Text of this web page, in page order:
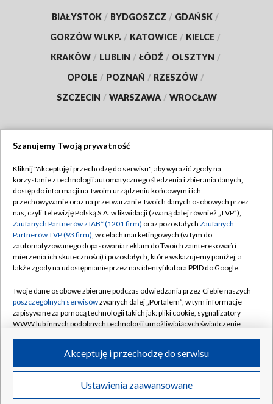
BIAŁYSTOK / BYDGOSZCZ / GDAŃSK /
GORZÓW WLKP. / KATOWICE / KIELCE /
KRAKÓW / LUBLIN / ŁÓDŹ / OLSZTYN /
OPOLE / POZNAŃ / RZESZÓW /
SZCZECIN / WARSZAWA / WROCŁAW
TVP
Abonament TVP
Emisja w TVP
Centrum informacji TVP
Naziemna Telewizja Cyfrowa
Rada Programowa
System NOS
Informacje o nadawcy
Program dla prasy
Ogłoszenie przetargowe
Regulamin TVP
Polityka prywatności
Moje zgody
Pomoc
Kontakt
Kanały
©2026 Telewizja Polska S.A. w likwidacji
Szanujemy Twoją prywatność
Kliknij "Akceptuję i przechodzę do serwisu", aby wyrazić zgody na
korzystanie z technologii automatycznego śledzenia i zbierania danych,
dostęp do informacji na Twoim urządzeniu końcowym i ich
przechowywanie oraz na przetwarzanie Twoich danych osobowych przez
nas, czyli Telewizję Polską S.A. w likwidacji (zwaną dalej również „TVP”),
Zaufanych Partnerów z IAB* (1201 firm) oraz pozostałych Zaufanych
Partnerów TVP (93 firm), w celach marketingowych (w tym do
zautomatyzowanego dopasowania reklam do Twoich zainteresowań i
mierzenia ich skuteczności) i pozostałych, które wskazujemy poniżej, a
także zgody na udostępnianie przez nas identyfikatora PPID do Google.
Twoje dane osobowe zbierane podczas odwiedzania przez Ciebie naszych
poszczególnych serwisówzwanych dalej „Portalem”, w tym informacje
zapisywane za pomocą technologii takich jak: pliki cookie, sygnalizatory
WWW lub innych podobnych technologii umożliwiających świadczenie
ruchu w Internecie.
Twoje dane osobowe zbierane podczas odwiedzania przez Ciebie
poszczególnych serwisówna Portalu, takie jak adresy IP, identyfikatory
Ustawienia zaawansowane
Akceptuję i przechodzę do serwisu